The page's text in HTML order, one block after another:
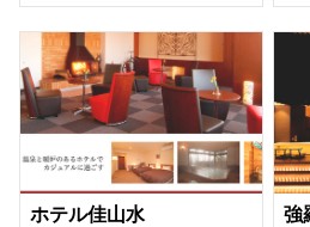
ホテル佳山水 強